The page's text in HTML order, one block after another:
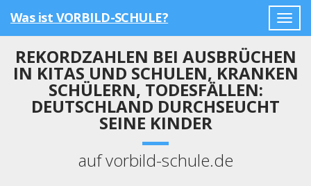
Was ist VORBILD-SCHULE?
REKORDZAHLEN BEI AUSBRÜCHEN
IN KITAS UND SCHULEN, KRANKEN
SCHÜLERN, TODESFÄLLEN:
DEUTSCHLAND DURCHSEUCHT
SEINE KINDER
auf vorbild-schule.de